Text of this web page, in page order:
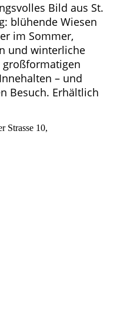
Bild aus St.
blühende Wiesen
im Sommer,
und winterliche
großformatigen
– und
Besuch. Erhältlich
Strasse 10,